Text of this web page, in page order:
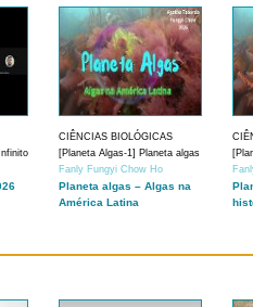
CIÊNCIAS BIOLÓGICAS
[Planeta Algas-1] Planeta algas
Fanly Fungyi Chow Ho
Planeta algas – Algas na
América Latina